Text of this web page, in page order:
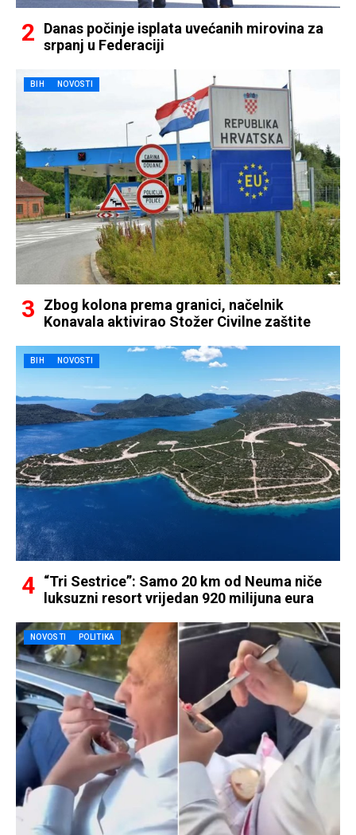
Danas počinje isplata uvećanih mirovina za
srpanj u Federaciji
BIH NOVOSTI
Zbog kolona prema granici, načelnik
Konavala aktivirao Stožer Civilne zaštite
BIH NOVOSTI
“Tri Sestrice”: Samo 20 km od Neuma niče
luksuzni resort vrijedan 920 milijuna eura
NOVOSTI POLITIKA